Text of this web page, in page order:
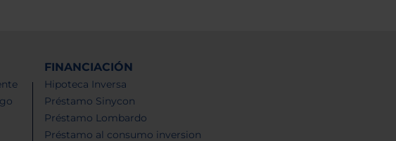
FINANCIACIÓN
Hipoteca Inversa
Préstamo Sinycon
Préstamo Lombardo
Préstamo al consumo inversion